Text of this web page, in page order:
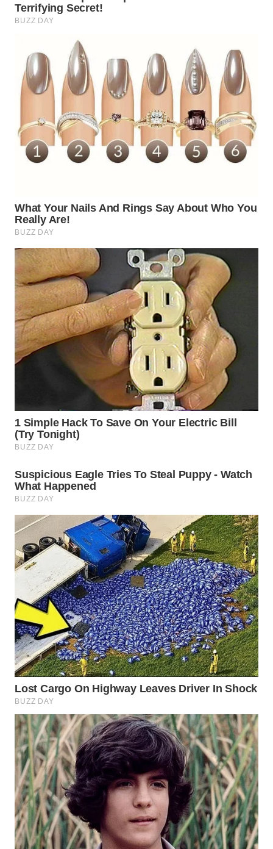
WN
BEKASI
WN
BOGOR
WN
WN
TAPANULI
UTARA
SAMOSIR
PADANG
LAWAS
WN
SUMEDANG
WN
CIANJUR
SERIBU
WN
WN
WN
CIREBON
WN
INDRAMAYU
WN
KUNINGAN
WN
MAJALENGKA
WN
SUBANG
WN
SUKABUMI
WN
PURWAKARTA